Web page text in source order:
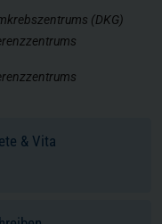
(DKG)
& Vita